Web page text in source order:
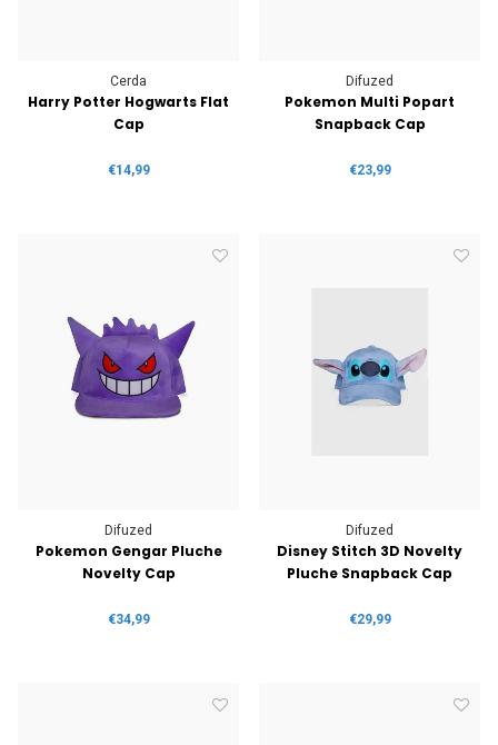
Cerda
Harry Potter Hogwarts Flat
Cap
€14,99
Difuzed
Pokemon Multi Popart
Snapback Cap
€23,99
Difuzed
Pokemon Gengar Pluche
Novelty Cap
€34,99
Difuzed
Disney Stitch 3D Novelty
Pluche Snapback Cap
€29,99